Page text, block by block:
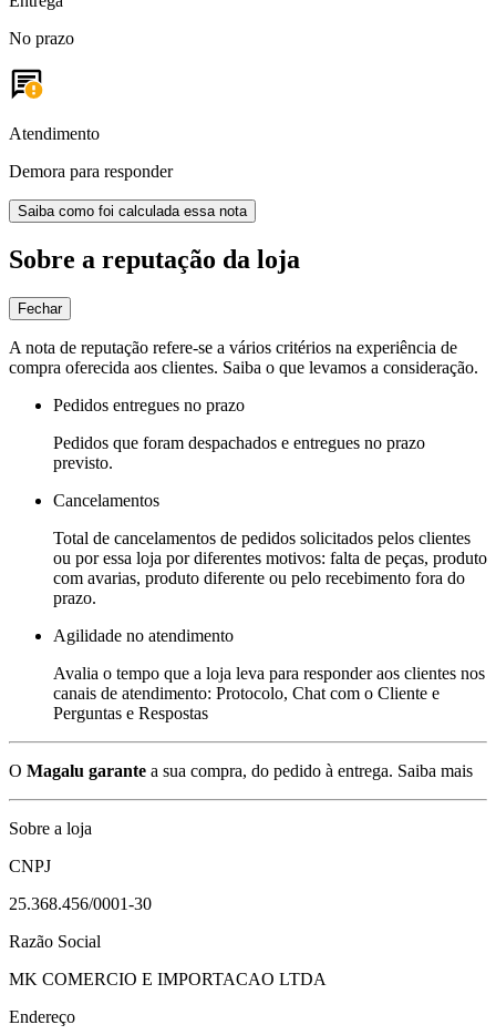
No prazo
Atendimento
Demora para responder
Saiba como foi calculada essa nota
Sobre a reputação da loja
Fechar
A nota de reputação refere-se a vários critérios na experiência de
compra oferecida aos clientes. Saiba o que levamos a consideração.
Pedidos entregues no prazo
Pedidos que foram despachados e entregues no prazo
previsto.
Cancelamentos
Total de cancelamentos de pedidos solicitados pelos clientes
ou por essa loja por diferentes motivos: falta de peças, produto
com avarias, produto diferente ou pelo recebimento fora do
prazo.
Agilidade no atendimento
Avalia o tempo que a loja leva para responder aos clientes nos
canais de atendimento: Protocolo, Chat com o Cliente e
Perguntas e Respostas
O Magalu garante a sua compra, do pedido à entrega. Saiba mais
Sobre a loja
CNPJ
25.368.456/0001-30
Razão Social
MK COMERCIO E IMPORTACAO LTDA
Endereço